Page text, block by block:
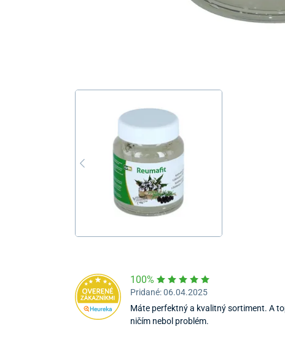
100%
Pridané: 06.04.2025
Máte perfektný a kvalitný sortiment. A
ničím nebol problém.